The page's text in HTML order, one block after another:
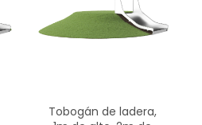
Tobogán de ladera,